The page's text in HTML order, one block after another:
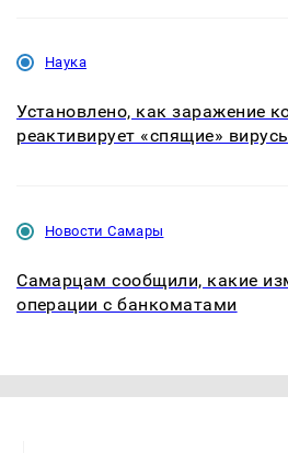
Наука
Установлено, как заражение
реактивирует «спящие»
Новости Самары
Самарцам сообщили, какие
операции с банкоматами